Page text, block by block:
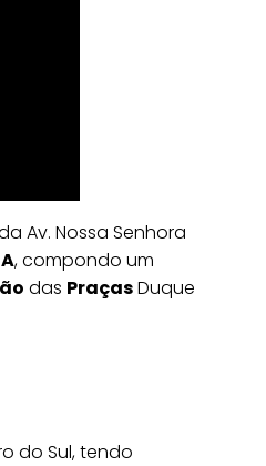
Av. Nossa Senhora
, compondo um
das PraçasDuque
do Sul, tendo